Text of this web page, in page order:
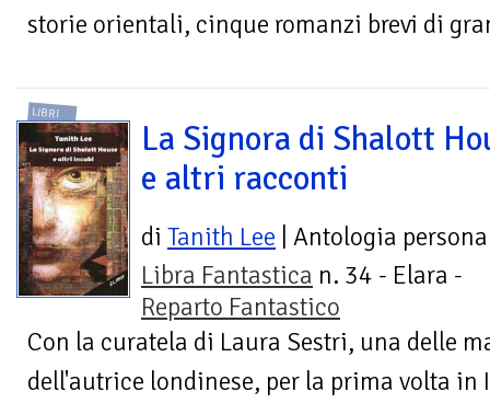
storie orientali, cinque romanzi brevi di
LIBRI
La Signora di Shalott
e altri racconti
di Tanith Lee | Antologia
Libra Fantastica n. 34 - Elara -
Reparto Fantastico
Con la curatela di Laura Sestri, una delle
dell'autrice londinese, per la prima volta